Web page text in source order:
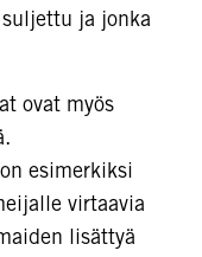
ja jonka
ovat myös
esimerkiksi
virtaavia
lisättyä